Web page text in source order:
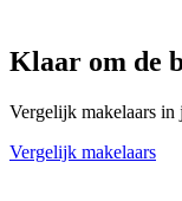
Klaar om de
Vergelijk makelaars in
Vergelijk makelaars